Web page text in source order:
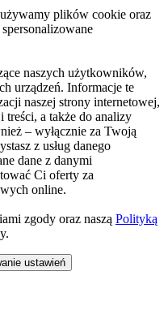
plików cookie oraz
naszych użytkowników,
urządzeń. Informacje te
naszej strony internetowej,
a także do analizy
– wyłącznie za Twoją
z usług danego
dane z danymi
Ci oferty za
online.
zgody oraz naszą Polityką
ustawień